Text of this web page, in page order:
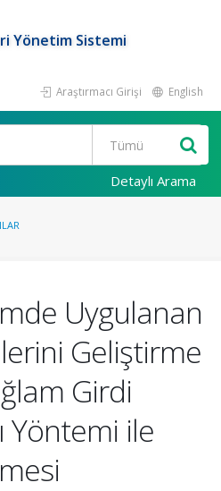
Yönetim Sistemi
Araştırmacı Girişi English
Detaylı Arama
Uygulanan
Geliştirme
Girdi
Yöntemi ile